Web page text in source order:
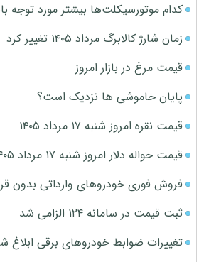
کدام موتورسیکلت‌ها بیشتر مورد توجه
زمان شارژ کالابرگ مرداد ۱۴۰۵ تغییر کرد
قیمت مرغ در بازار امروز
پایان خاموشی ها نزدیک است؟
قیمت نقره امروز شنبه ۱۷ مرداد ۱۴۰۵
قیمت حواله دلار امروز شنبه ۱۷ مرداد ۱۴۰۵
فروش فوری خودروهای وارداتی بدون
ثبت قیمت در سامانه ۱۲۴ الزامی شد
تغییرات ضوابط خودروهای برقی ابلاغ